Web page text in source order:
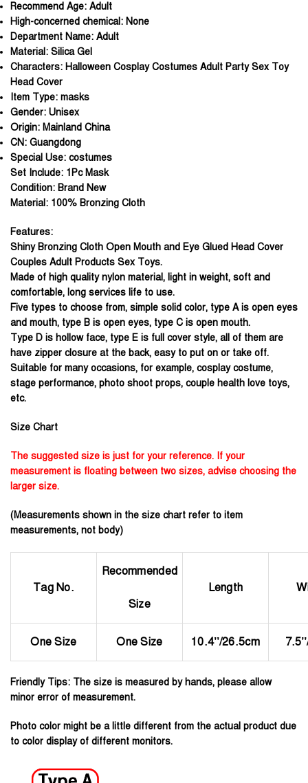
Recommend Age: Adult
High-concerned chemical: None
Department Name: Adult
Material: Silica Gel
Characters: Halloween Cosplay Costumes Adult Party Sex Toy
Head Cover
Item Type: masks
Gender: Unisex
Origin: Mainland China
CN: Guangdong
Special Use: costumes
Set Include: 1Pc Mask
Condition: Brand New
Material: 100% Bronzing Cloth
Features:
Shiny Bronzing Cloth Open Mouth and Eye Glued Head Cover
Couples Adult Products Sex Toys.
Made of high quality nylon material, light in weight, soft and
comfortable, long services life to use.
Five types to choose from, simple solid color, type A is open eyes
and mouth, type B is open eyes, type C is open mouth.
Type D is hollow face, type E is full cover style, all of them are
have zipper closure at the back, easy to put on or take off.
Suitable for many occasions, for example, cosplay costume,
stage performance, photo shoot props, couple health love toys,
etc.
Size Chart
The suggested size is just for your reference. If your
measurement is floating between two sizes, advise choosing the
larger size.
(Measurements shown in the size chart refer to item
measurements, not body)
Tag No.
Recommended
Size
Length
One Size One Size 10.4’’/26.5cm
Friendly Tips: The size is measured by hands, please allow
minor error of measurement.
Photo color might be a little different from the actual product due
to color display of different monitors.